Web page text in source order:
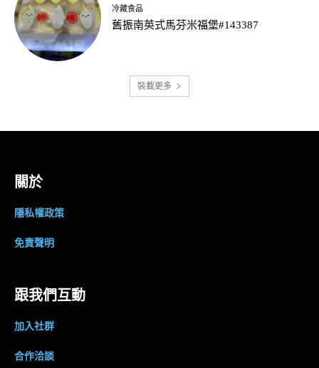
冷藏食品
舊振南英式馬芬米福堡#143387
裝載更多
關於
隱私權政策
免責聲明
跟我們互動
加入社群
合作洽談